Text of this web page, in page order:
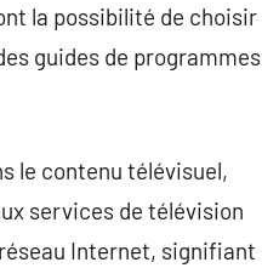
la possibilité de choisir
guides de programmes
le contenu télévisuel,
services de télévision
Internet, signifiant